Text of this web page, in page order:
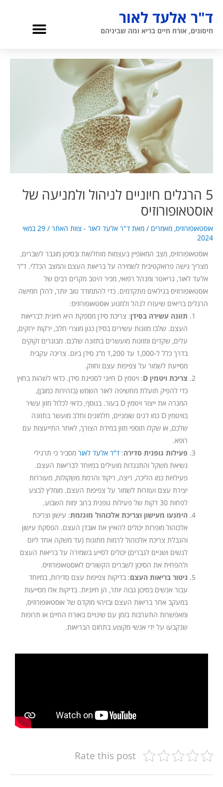
לתוכןד"ר אלעד לאור
חיסונים, אורח חיים בריא ומה שביניהם תפריט
5 הרגלים חיוניים לניהול ולמניעה של
אוסטאופורוזיס
אוסטאופורוזיס, מאמרים / מאת ד"ר אלעד לאור - צוות האתר /
29 במאי
2024
אוסטאופורוזיס, מצב המאופיין בעצמות מוחלשות ובסיכון מוגבר לשברים,
מצריך גישה פרואקטיבית לשמירה על בריאות העצם והמצב הכללי. ד”ר
אלעד לאור, גריאטר ומנהל רפואי, מכיר היטב מקרים רבים של
אוסטאופורוזיס בגילאים מתקדמים. כדי להתמודד טוב יותר, להלן חמישה
הרגלים בריאים שיעזרו לנהל ולמנוע אוסטאופורוזיס:
תזונה עשירה בסידן: צריכת סידן מספקת היא חיונית לבריאות
העצם. שלבו מזונות עשירים בסידן כגון מוצרי חלב, ירקות ירוקים,
עלים, שקדים ומזונות מועשרים בתזונה שלכם. מבוגרים זקוקים
בדרך כלל ל-1,000 עד 1,200 מ”ג סידן ביום. צריכה עקבית
מסייעת לשמור על צפיפות עצם וחוזק.
צריכת ויטמין D
: ויטמין D חיוני לספיגת סידן. כדאי לשהות בחוץ
כדי להפיק תועלת מחשיפה לאור השמש (בזהירות כמובן),
המגרה את ייצור ויטמין D בעור. בנוסף, כדאי לכלול מזון עשיר
בוויטמין D כמו דגים שומניים, חלמונים וחלב מועשר בתזונה
שלכם, או שקלו תוספי מזון במידת הצורך, לאחר התייעצות עם
רופא.
פעילות גופנית סדירה:ד”ר אלעד לאור מסביר כי תרגילי
נשיאת משקל והתנגדות מועילים במיוחד לבריאות העצם.
פעילויות כמו הליכה, ריצה, ריקוד והרמת משקולות, מעוררות
יצירת עצם ועוזרות לשמור על צפיפות העצם. מומלץ לבצע
לפחות 30 דקות של פעילות גופנית ברוב ימות השבוע.
הימנעו מעישון וצריכת אלכוהול מוגזמת: עישון וצריכת
אלכוהול מופרזת יכולים להאיץ את אובדן העצם. הפסקת עישון
והגבלת צריכת אלכוהול לרמות מתונות (עד משקה אחד ליום
לנשים ושניים לגברים) יכולים לסייע בשמירה על בריאות העצם
ולהפחית את הסיכון לשברים הקשורים לאוסטאופורוזיס.
ניטור בריאות העצם: בדיקות צפיפות עצם סדירות, במיוחד
עבור אנשים בסיכון גבוה יותר, הן חיוניות. בדיקות אלו מסייעות
במעקב אחר בריאות העצם ובזיהוי מוקדם של אוסטאופורוזיס,
ומאפשרות התערבות בזמן עם שינויים באורח החיים או תרופות
שנקבעו על ידי אנשי מקצוע בתחום הבריאות.
Rate this post